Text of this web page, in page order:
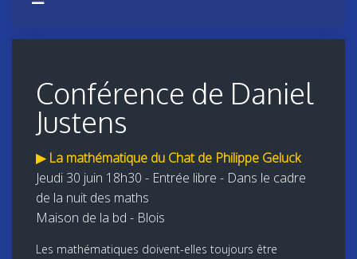
Conférence de Daniel
Justens
▶ La mathématique du Chat de Philippe Geluck
Jeudi 30 juin 18h30 - Entrée libre - Dans le cadre
de la nuit des maths
Maison de la bd - Blois
Les mathématiques doivent-elles toujours être